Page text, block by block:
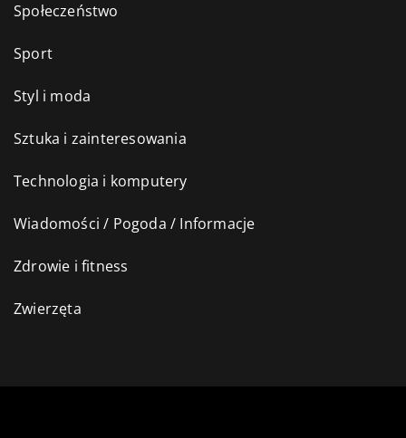
Społeczeństwo
Sport
Styl i moda
Sztuka i zainteresowania
Technologia i komputery
Wiadomości / Pogoda / Informacje
Zdrowie i fitness
Zwierzęta